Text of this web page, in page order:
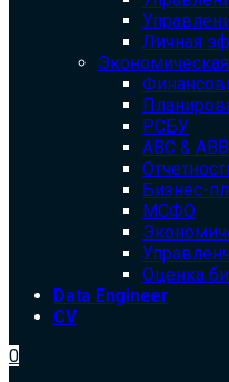
Личная
РСБУ
ABC & ABB
Бизнес-
МСФО
Оценка
Data Engineer
CV
0